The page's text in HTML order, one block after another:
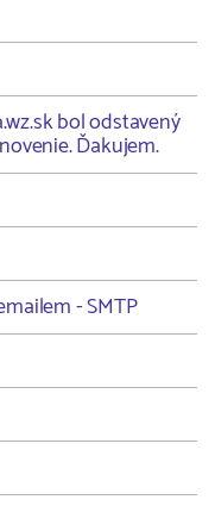
bol odstavený
Ďakujem.
- SMTP